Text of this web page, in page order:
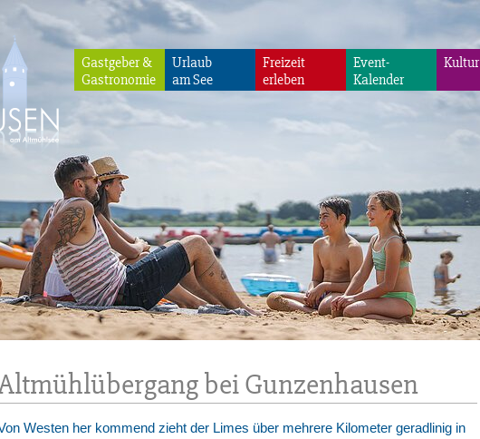
Gastgeber &
Gastronomie
Urlaub
am See
Freizeit
erleben
Event-
Kalender
Kultur
bei Gunzenhausen
Westen her kommend zieht der Limes über mehrere Kilometer geradlinig in